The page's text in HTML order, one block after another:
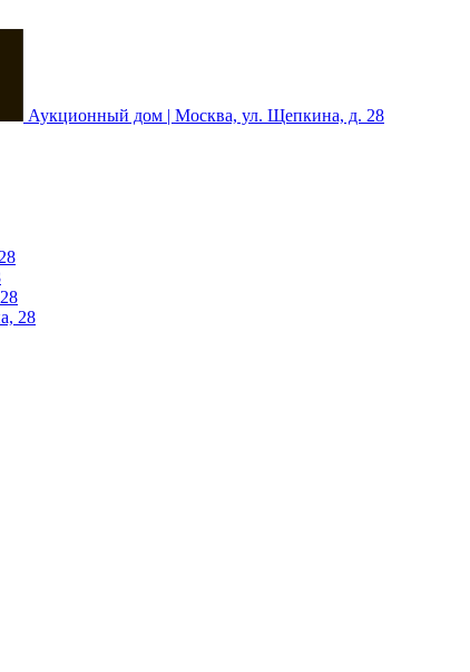
Аукционный дом | Москва, ул. Щепкина, д. 28
28